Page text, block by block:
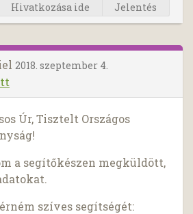
Hivatkozása ide Jelentés
2018. szeptember 4.
Úr, Tisztelt Országos
a segítőkészen megküldött,
szíves segítségét: